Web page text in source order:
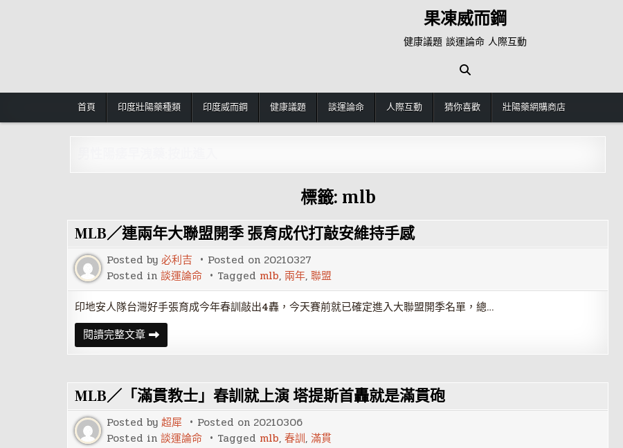
果凍威而鋼
健康議題 談運論命 人際互動
首頁 印度壯陽藥種類 印度威而鋼 健康議題 談運論命 人際互動 猜你喜歡 壯陽藥網購商店
標籤: mlb
MLB／連兩年大聯盟開季 張育成代打敲安維持手感
Posted by 必利吉 Posted on 20210327
Posted in 談運論命 Tagged mlb, 兩年, 聯盟
印地安人隊台灣好手張育成今年春訓敲出4轟，今天賽前就已確定進入大聯盟開季名單，總…
閱讀完整文章MLB
／
連
大
聯
盟
開
季
張
MLB／「滿貫教士」春訓就上演 塔提斯首轟就是滿貫砲
Posted by 超犀 Posted on 20210306
Posted in 談運論命 Tagged mlb, 春訓, 滿貫